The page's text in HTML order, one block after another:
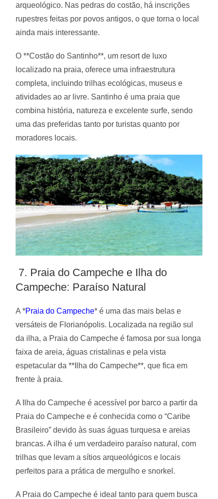
arqueológico. Nas pedras do costão, há inscrições
rupestres feitas por povos antigos, o que torna o local
ainda mais interessante.
O **Costão do Santinho**, um resort de luxo
localizado na praia, oferece uma infraestrutura
completa, incluindo trilhas ecológicas, museus e
atividades ao ar livre. Santinho é uma praia que
combina história, natureza e excelente surfe, sendo
uma das preferidas tanto por turistas quanto por
moradores locais.
7. Praia do Campeche e Ilha do
Campeche: Paraíso Natural
A *Praia do Campeche* é uma das mais belas e
versáteis de Florianópolis. Localizada na região sul
da ilha, a Praia do Campeche é famosa por sua longa
faixa de areia, águas cristalinas e pela vista
espetacular da **Ilha do Campeche**, que fica em
frente à praia.
A Ilha do Campeche é acessível por barco a partir da
Praia do Campeche e é conhecida como o “Caribe
Brasileiro” devido às suas águas turquesa e areias
brancas. A ilha é um verdadeiro paraíso natural, com
trilhas que levam a sítios arqueológicos e locais
perfeitos para a prática de mergulho e snorkel.
A Praia do Campeche é ideal tanto para quem busca